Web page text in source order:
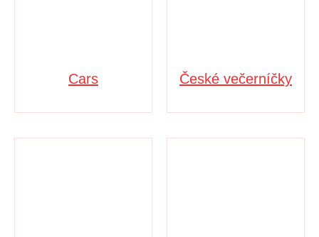
Cars České večerníčky